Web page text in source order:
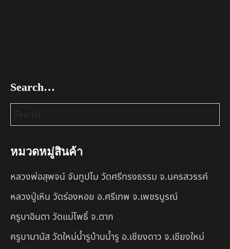
Search…
หมวดหมู่สินค้า
หลวงพ่อสุพจน์ จันทูปโม วัดศรีทรงธรรม จ.นครสวรรค์
หลวงปู่เหิน วัดร่องหอย อ.ศรีเทพ จ.เพชรบูรณ์
ครูบาอินตา วัดแม่โพธิ์ จ.ตาก
ครูบามานัส วัดใหม่น้ำรูบ้านน้ำรู อ.เชียงดาว จ.เชียงใหม่